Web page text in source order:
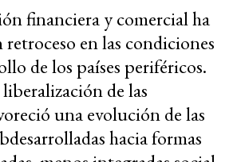
financiera y comercial ha
en las condiciones
de los países periféricos.
de las
una evolución de las
hacia formas